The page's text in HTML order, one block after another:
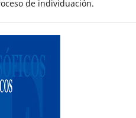
de individuación.